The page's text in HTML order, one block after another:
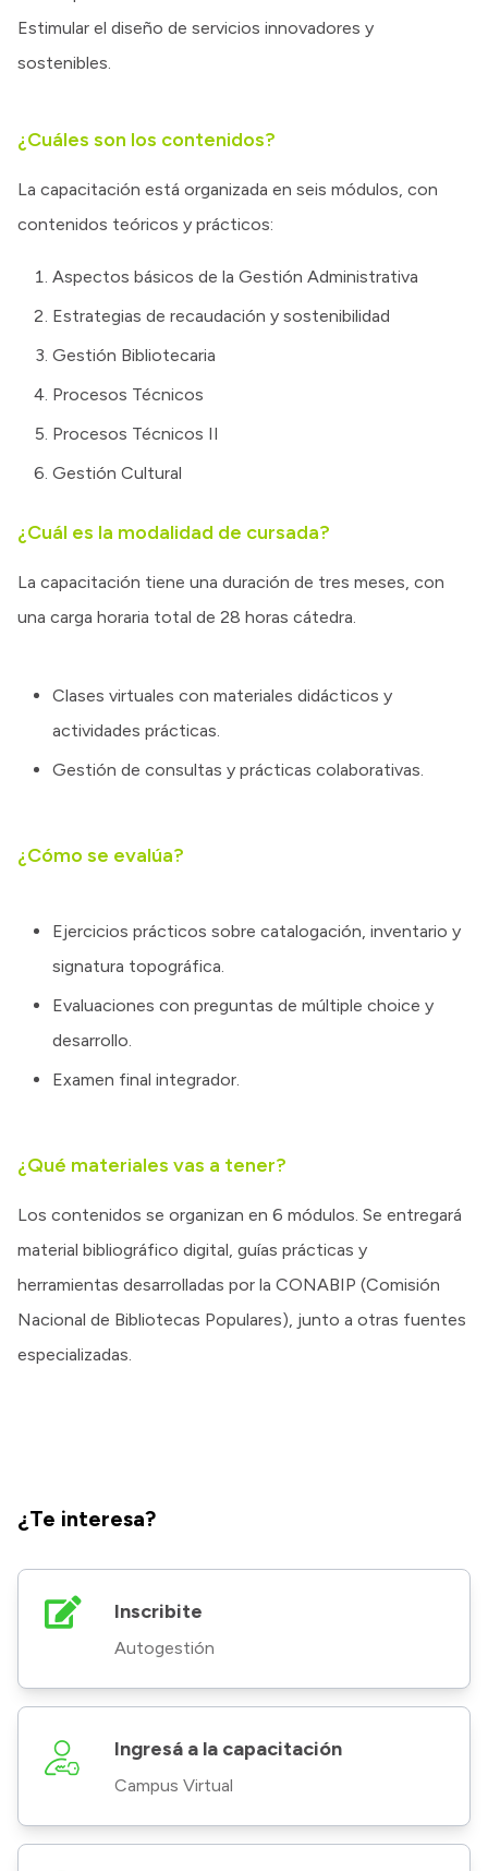
Estimular el diseño de servicios innovadores y
sostenibles.
¿Cuáles son los contenidos?
La capacitación está organizada en seis módulos, con
contenidos teóricos y prácticos:
Aspectos básicos de la Gestión Administrativa
Estrategias de recaudación y sostenibilidad
Gestión Bibliotecaria
Procesos Técnicos
Procesos Técnicos II
Gestión Cultural
¿Cuál es la modalidad de cursada?
La capacitación tiene una duración de tres meses, con
una carga horaria total de 28 horas cátedra.
Clases virtuales con materiales didácticos y
actividades prácticas.
Gestión de consultas y prácticas colaborativas.
¿Cómo se evalúa?
Ejercicios prácticos sobre catalogación, inventario y
signatura topográfica.
Evaluaciones con preguntas de múltiple choice y
desarrollo.
Examen final integrador.
¿Qué materiales vas a tener?
Los contenidos se organizan en 6 módulos. Se entregará
material bibliográfico digital, guías prácticas y
herramientas desarrolladas por la CONABIP (Comisión
Nacional de Bibliotecas Populares), junto a otras fuentes
especializadas.
¿Te interesa?
Inscribite
Autogestión
Ingresá a la capacitación
Campus Virtual